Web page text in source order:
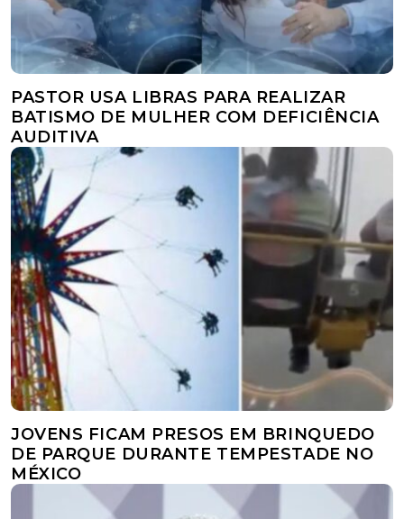
PASTOR USA LIBRAS PARA REALIZAR
BATISMO DE MULHER COM DEFICIÊNCIA
AUDITIVA
JOVENS FICAM PRESOS EM BRINQUEDO
DE PARQUE DURANTE TEMPESTADE NO
MÉXICO